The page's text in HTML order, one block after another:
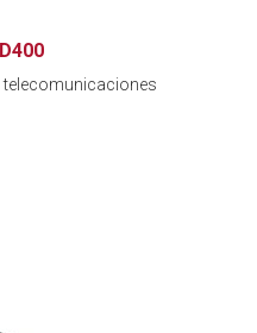
telecomunicaciones